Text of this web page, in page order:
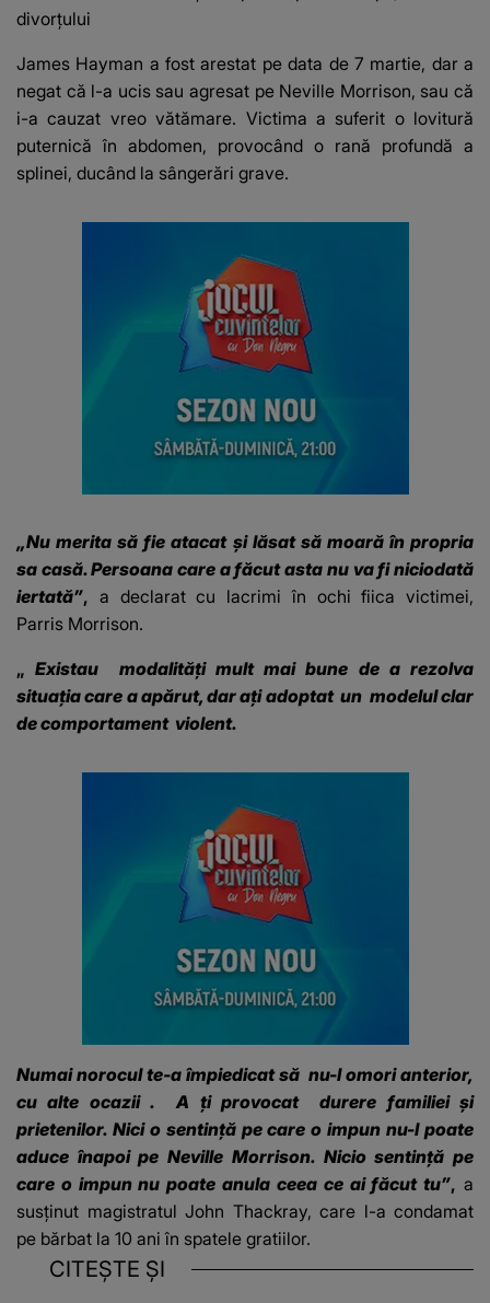
divorțului
James Hayman a fost arestat pe data de 7 martie, dar a
negat că l-a ucis sau agresat pe Neville Morrison, sau că
i-a cauzat vreo vătămare. Victima a suferit o lovitură
puternică în abdomen, provocând o rană profundă a
splinei, ducând la sângerări grave.
„Nu merita să fie atacat și lăsat să moară în propria
sa casă. Persoana care a făcut asta nu va fi niciodată
iertată”, a declarat cu lacrimi în ochi fiica victimei,
Parris Morrison.
„Existau
modalități mult mai bune de a rezolva
situația care a apărut, dar ați adoptatun modelul clar
de comportament violent.
Numai norocul te-a împiedicat să nu-l omori anterior,
cu alte ocazii.A ți provocat durere familiei și
prietenilor. Nici o sentință pe care o impun nu-l poate
aduce înapoi pe Neville Morrison. Nicio sentință pe
care o impun nu poate anula ceea ce ai făcut tu”,a
susținut magistratul John Thackray, care l-a condamat
pe bărbat la 10 ani în spatele gratiilor.
CITEȘTE ȘI